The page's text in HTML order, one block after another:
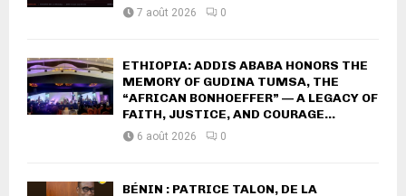
7 août 2026 0
ETHIOPIA: ADDIS ABABA HONORS THE
MEMORY OF GUDINA TUMSA, THE
“AFRICAN BONHOEFFER” — A LEGACY OF
FAITH, JUSTICE, AND COURAGE...
6 août 2026 0
BÉNIN : PATRICE TALON, DE LA